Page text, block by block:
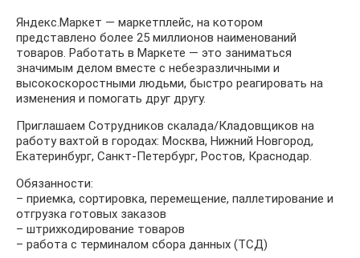
Яндекс.Маркет — маркетплейс, на котором
представлено более 25 миллионов наименований
товаров. Работать в Маркете — это заниматься
значимым делом вместе с небезразличными и
высокоскоростными людьми, быстро реагировать на
изменения и помогать друг другу.
Приглашаем Сотрудников скалада/Кладовщиков на
работу вахтой в городах: Москва, Нижний Новгород,
Екатеринбург, Санкт-Петербург, Ростов, Краснодар.
Обязанности:
– приемка, сортировка, перемещение, паллетирование и
отгрузка готовых заказов
– штрихкодирование товаров
– работа с терминалом сбора данных (ТСД)